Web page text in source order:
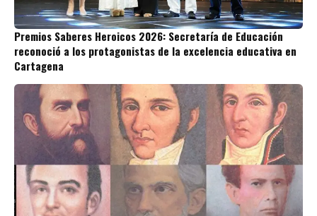
Premios Saberes Heroicos 2026: Secretaría de Educación
reconoció a los protagonistas de la excelencia educativa en
Cartagena